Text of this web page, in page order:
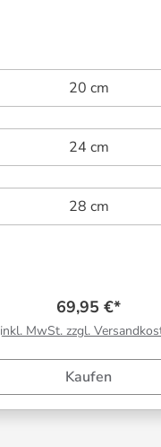
20 cm
24 cm
28 cm
69,95 €*
inkl. MwSt. zzgl.
Kaufen